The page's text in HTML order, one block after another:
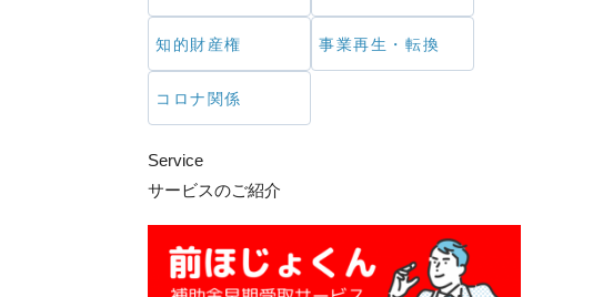
知的財産権 事業再生・転換
コロナ関係
Service
サービスのご紹介